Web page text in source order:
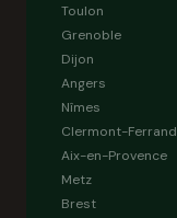
Toulon
Grenoble
Dijon
Angers
Nîmes
Clermont-Ferrand
Aix-en-Provence
Metz
Brest